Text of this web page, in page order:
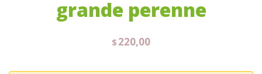
grande perenne
$ 220,00